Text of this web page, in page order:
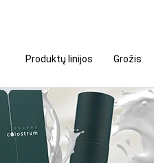
Produktų linijos Grožis